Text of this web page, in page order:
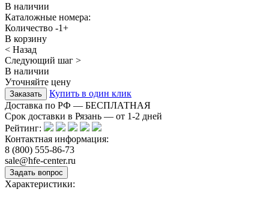
В наличии
Каталожные номера:
Количество -1+
В корзину
< Назад
Следующий шаг >
В наличии
Уточняйте цену
Купить в один клик
Доставка по РФ — БЕСПЛАТНАЯ
Срок доставки в Рязань — от 1-2 дней
Рейтинг:
Контактная информация:
8 (800) 555-86-73
sale@hfe-center.ru
Характеристики: